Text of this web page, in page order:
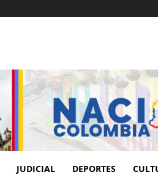
JUDICIAL DEPORTES